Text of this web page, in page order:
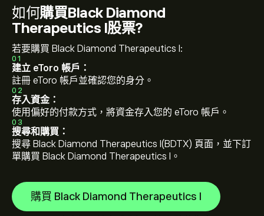
如何購買Black Diamond
Therapeutics I股票?
若要購買 Black Diamond Therapeutics I:
01
建立 eToro 帳戶：
註冊 eToro 帳戶並確認您的身分。
02
存入資金：
使用偏好的付款方式，將資金存入您的 eToro 帳戶。
03
搜尋和購買：
搜尋 Black Diamond Therapeutics I(BDTX) 頁面，並下訂
單購買 Black Diamond Therapeutics I。
購買 Black Diamond Therapeutics I